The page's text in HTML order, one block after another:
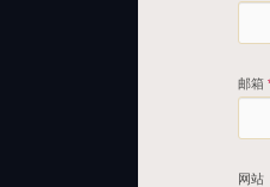
邮箱
网站